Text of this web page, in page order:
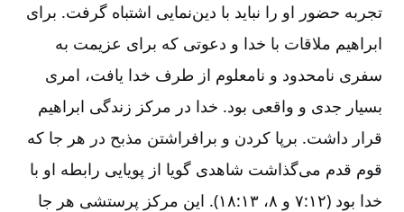
تجربه حضور او را نباید با دین‌نمایی اشتباه گرفت. برای
ابراهیم ملاقات با خدا و دعوتی که برای عزیمت به
سفری نامحدود و نامعلوم از طرف خدا یافت، امری
بسیار جدی و واقعی بود. خدا در مرکز زندگی ابراهیم
قرار داشت. برپا کردن و برافراشتن مذبح در هر جا که
قوم قدم می‌گذاشت شاهدی گویا از پویایی رابطه او با
خدا بود (۱۲:‏۷ و ۸، ۱۳:‏۱۸). این مرکز پرستشی هر جا